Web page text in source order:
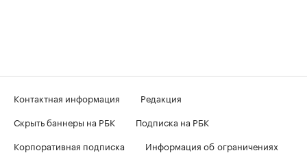
Контактная информация
Редакция
Скрыть баннеры на РБК
Подписка на РБК
Корпоративная подписка
Информация об ограничениях